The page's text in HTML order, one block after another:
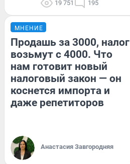
19 751 195
МНЕНИЕ
Продашь за 3000, налог
возьмут с 4000. Что
нам готовит новый
налоговый закон — он
коснется импорта и
даже репетиторов
Анастасия Завгородняя